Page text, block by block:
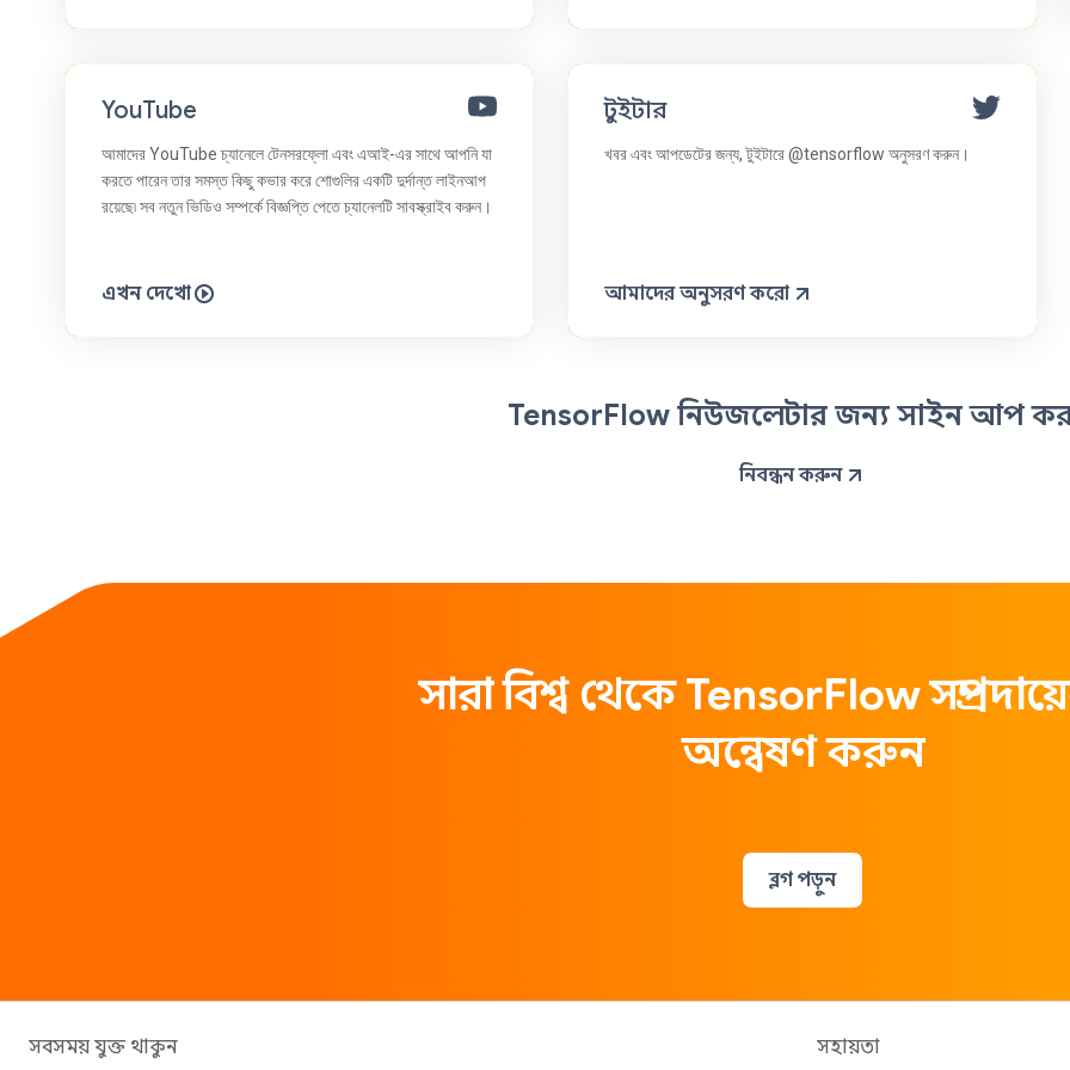
YouTube
আমাদের YouTube চ্যানেলে টেনসরফ্লো এবং এআই-এর সাথে আপনি যা
করতে পারেন তার সমস্ত কিছু কভার করে শোগুলির একটি দুর্দান্ত লাইনআপ
রয়েছে৷ সব নতুন ভিডিও সম্পর্কে বিজ্ঞপ্তি পেতে চ্যানেলটি সাবস্ক্রাইব করুন।
এখন দেখো
টুইটার
খবর এবং আপডেটের জন্য, টুইটারে @tensorflow অনুসরণ করুন।
আমাদের অনুসরণ করো
TensorFlow নিউজলেটার জন্য সাইন আপ
নিবন্ধন করুন
সারা বিশ্ব থেকে TensorFlow
অন্বেষণ করুন
ব্লগ পড়ুন
সবসময় যুক্ত থাকুন সহায়তা